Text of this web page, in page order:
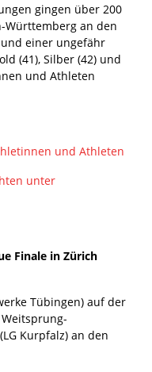
gingen über 200
an den
einer ungefähr
(41), Silber (42) und
und Athleten
und Athleten
unter
Finale in Zürich
Tübingen) auf der
Kurpfalz) an den